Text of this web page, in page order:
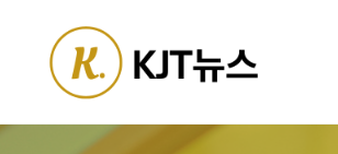
content